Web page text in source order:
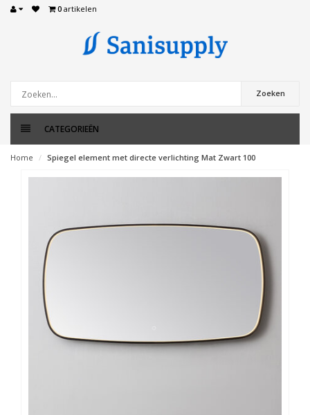
0 artikelen
Zoeken
CATEGORIEËN
Home Spiegel element met directe verlichting Mat Zwart 100